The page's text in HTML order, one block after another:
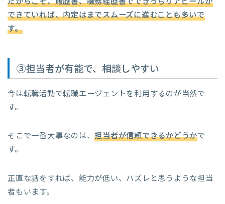
できていれば、内定はまでスムーズに進むことも多いで
す。
③担当者が有能で、相談しやすい
今は転職活動で転職エージェントを利用するのが当然で
す。
そこで一番大事なのは、担当者が信頼できるかどうかで
す。
正直な話をすれば、能力が低い、ハズレと思うような担当
者もいます。